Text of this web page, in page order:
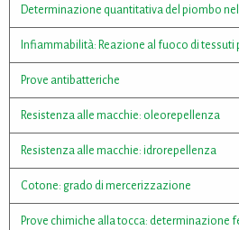
Determinazione quantitativa del piombo
Infiammabilità: Reazione al fuoco di tessuti
Prove antibatteriche
Resistenza alle macchie: oleorepellenza
Resistenza alle macchie: idrorepellenza
Cotone: grado di mercerizzazione
Prove chimiche alla tocca: determinazione